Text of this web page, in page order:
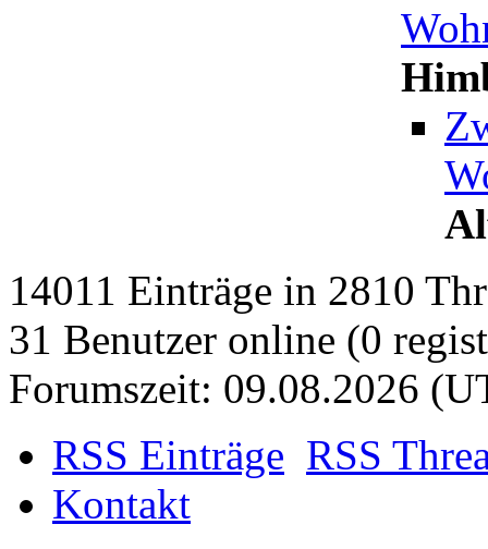
14011 Einträge in 2810
31 Benutzer online (0
Forumszeit: 09.08.2026
RSS Einträge RSS
Kontakt